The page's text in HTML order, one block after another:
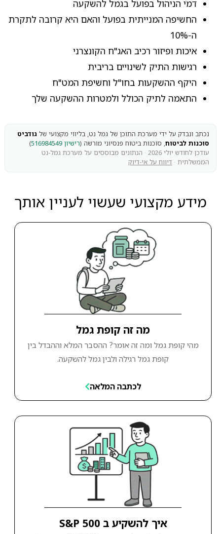
דמי הניהול בפועל בגמל להשקעה
החשיפה המנייתית בפועל והאם היא קרובה לתקרת
ה-10%
איכות ופיזור רכיב האג"ח הקונצרני
רגישות התיק לשינויים בריבית
היקף ההשקעות בחו"ל וחשיפת המט"ח
התאמה לתיק הכולל ולמטרות ההשקעה שלך
נכתב ונבדק על ידי מערכת התוכן של גמל נט, בליווי מקצועי של גודביט
סוכנות לביטוח, סוכנות ביטוח פנסיוני מורשה (רישיון 516984549
)
עודכן לחודש יולי 2026 · הנתונים מבוססים על מערכת גמל-נט
הממשלתית · דיווח על אי-דיוק
מידע מקצועי שעשוי לעניין אותך
מה זה קופת גמל
מהי קופת גמל ומה זה אומר? ההסבר המלא וההבדל בין
קופת גמל רגילה ולבין גמל להשקעה.
לכתבה המלאה
איך להשקיע ב S&P 500